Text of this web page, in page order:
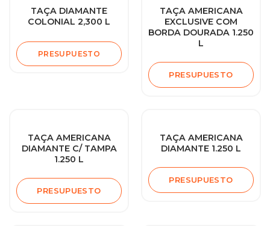
TAÇA DIAMANTE
COLONIAL 2,300 L
PRESUPUESTO
TAÇA AMERICANA
EXCLUSIVE COM
BORDA DOURADA 1.250
L
PRESUPUESTO
TAÇA AMERICANA
DIAMANTE C/ TAMPA
1.250 L
PRESUPUESTO
TAÇA AMERICANA
DIAMANTE 1.250 L
PRESUPUESTO